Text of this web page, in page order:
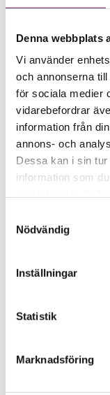
Denna webbplats
Vi använder
och annonserna
för sociala medier
vidarebefordrar
information från
annons- och
Dessa kan i sin
information som
Nödvändig
Inställningar
Statistik
Marknadsföring